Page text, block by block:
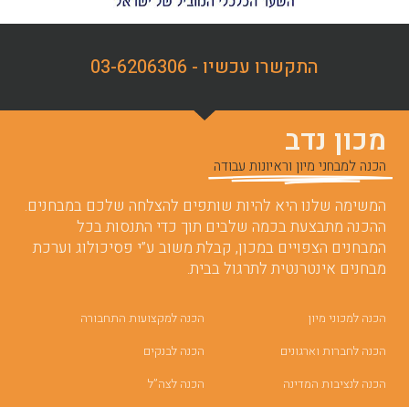
התקשרו עכשיו - 03-6206306
מכון נדב
הכנה למבחני מיון וראיונות עבודה
המשימה שלנו היא להיות שותפים להצלחה שלכם במבחנים.
ההכנה מתבצעת בכמה שלבים תוך כדי התנסות בכל
המבחנים הצפויים במכון, קבלת משוב ע”י פסיכולוג וערכת
מבחנים אינטרנטית לתרגול בבית.
הכנה למכוני מיון
הכנה לחברות וארגונים
הכנה לנציבות המדינה
הכנה למקצועות התחבורה
הכנה לבנקים
הכנה לצה”ל